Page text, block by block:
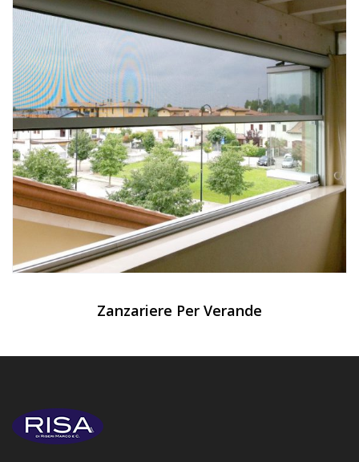
Zanzariere Per Verande